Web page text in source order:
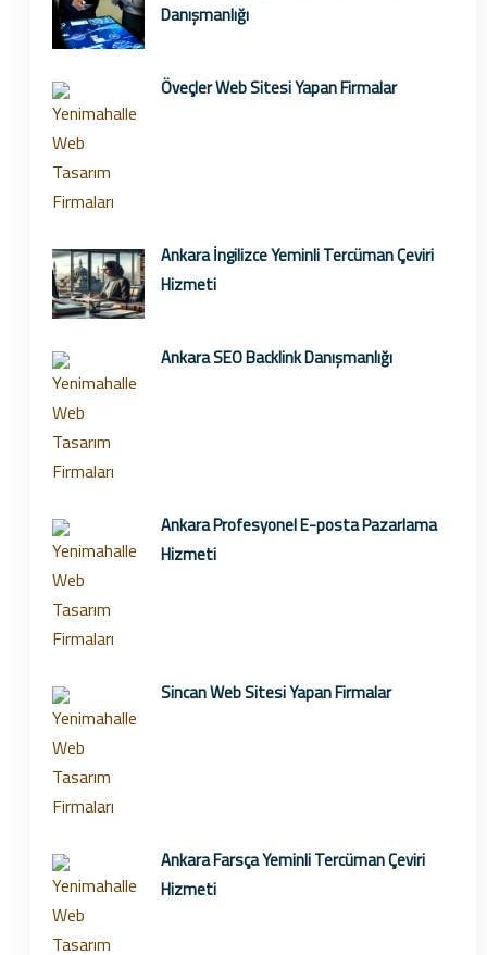
Danışmanlığı
Öveçler Web Sitesi Yapan Firmalar
Ankara İngilizce Yeminli Tercüman Çeviri
Hizmeti
Ankara SEO Backlink Danışmanlığı
Ankara Profesyonel E-posta Pazarlama
Hizmeti
Sincan Web Sitesi Yapan Firmalar
Ankara Farsça Yeminli Tercüman Çeviri
Hizmeti